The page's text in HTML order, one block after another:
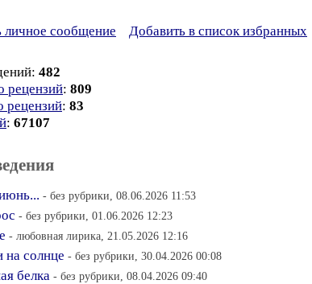
личное сообщение Добавить в список избранных
482
рецензий: 809
рецензий: 83
: 67107
- без рубрики, 08.06.2026 11:53
- без рубрики, 01.06.2026 12:23
- любовная лирика, 21.05.2026 12:16
на солнце - без рубрики, 30.04.2026 00:08
белка - без рубрики, 08.04.2026 09:40